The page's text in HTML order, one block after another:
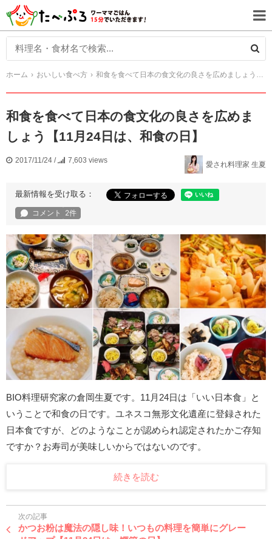
ホーム おいしい食べ方 和食を食べて日本の食文化の良さを広めましょう【11月24日は、和食の日】
和食を食べて日本の食文化の良さを広めま
しょう【11月24日は、和食の日】
2017/11/24 / 7,603 views 愛され料理家 生夏
最新情報を受け取る：
BIO料理研究家の倉岡生夏です。11月24日は「いい日本食」と
いうことで和食の日です。ユネスコ無形文化遺産に登録された
日本食ですが、どのようなことが認められ認定されたかご存知
ですか？お寿司が美味しいからではないのです。
続きを読む
次の記事
かつお粉は魔法の隠し味！いつもの料理を簡単にグレー